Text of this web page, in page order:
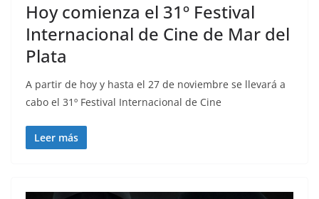
Hoy comienza el 31º Festival
Internacional de Cine de Mar del
Plata
A partir de hoy y hasta el 27 de noviembre se llevará a
cabo el 31º Festival Internacional de Cine
Leer más